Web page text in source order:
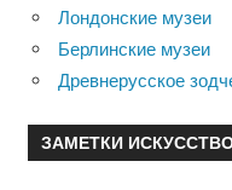
Лондонские музеи
Берлинские музеи
Древнерусское
ЗАМЕТКИ